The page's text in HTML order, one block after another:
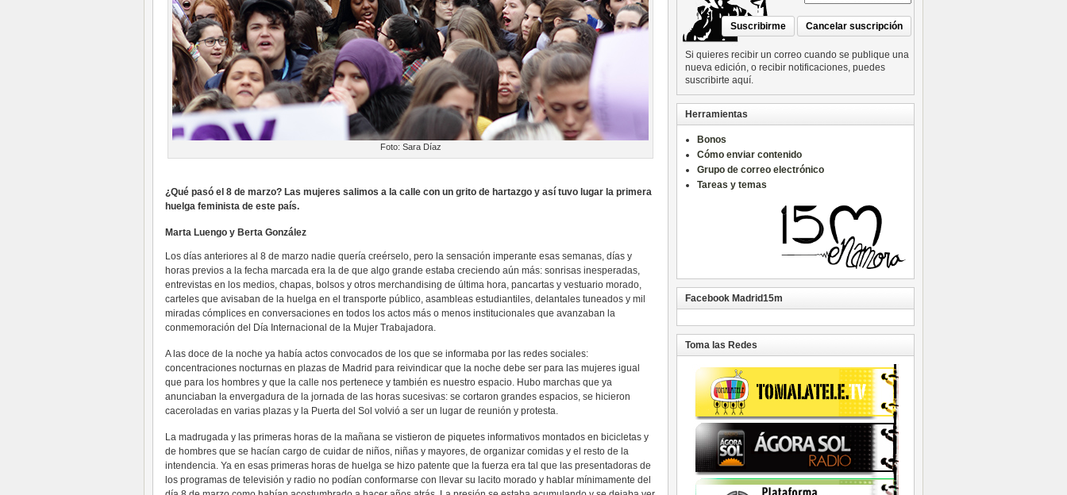
Foto: Sara Díaz
¿Qué pasó el 8 de marzo? Las mujeres salimos a la calle con un grito de hartazgo y así tuvo lugar la primera
huelga feminista de este país.
Marta Luengo y Berta González
Los días anteriores al 8 de marzo nadie quería creérselo, pero la sensación imperante esas semanas, días y
horas previos a la fecha marcada era la de que algo grande estaba creciendo aún más: sonrisas inesperadas,
entrevistas en los medios, chapas, bolsos y otros merchandising de última hora, pancartas y vestuario morado,
carteles que avisaban de la huelga en el transporte público, asambleas estudiantiles, delantales tuneados y mil
miradas cómplices en conversaciones en todos los actos más o menos institucionales que avanzaban la
conmemoración del Día Internacional de la Mujer Trabajadora.
A las doce de la noche ya había actos convocados de los que se informaba por las redes sociales:
concentraciones nocturnas en plazas de Madrid para reivindicar que la noche debe ser para las mujeres igual
que para los hombres y que la calle nos pertenece y también es nuestro espacio. Hubo marchas que ya
anunciaban la envergadura de la jornada de las horas sucesivas: se cortaron grandes espacios, se hicieron
caceroladas en varias plazas y la Puerta del Sol volvió a ser un lugar de reunión y protesta.
La madrugada y las primeras horas de la mañana se vistieron de piquetes informativos montados en bicicletas y
de hombres que se hacían cargo de cuidar de niños, niñas y mayores, de organizar comidas y el resto de la
intendencia. Ya en esas primeras horas de huelga se hizo patente que la fuerza era tal que las presentadoras de
los programas de televisión y radio no podían conformarse con llevar su lacito morado y hablar mínimamente del
Si quieres recibir un correo cuando se publique una
nueva edición, o recibir notificaciones, puedes
suscribirte aquí.
Herramientas
Bonos
Cómo enviar contenido
Grupo de correo electrónico
Tareas y temas
Facebook Madrid15m
Toma las Redes